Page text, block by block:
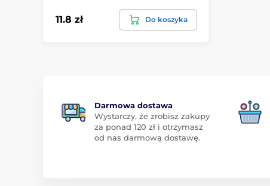
11.8 zł Do koszyka
Darmowa dostawa
Wystarczy, że zrobisz zakupy
za ponad 120 zł i otrzymasz
od nas darmową dostawę.